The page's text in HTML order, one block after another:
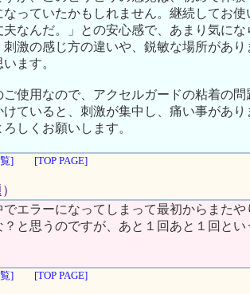
なっていたかもしれません。継続してお
夫なんだ。」との安心感で、あまり気に
刺激の感じ方の違いや、鋭敏な場所があ
ます。
ご使用なので、アクセルガードの粘着の
けていると、刺激が集中し、痛い事があり
しくお願いします。
] [TOP PAGE]
でエラーになってしまって最初からまた
？と思うのですが、あと１回あと１回と
] [TOP PAGE]